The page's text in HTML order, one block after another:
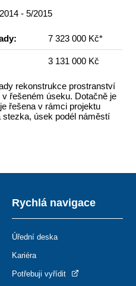
- 5/2015
7 323 000 Kč*
3 131 000 Kč
rekonstrukce prostranství
řešeném úseku. Dotačně je
řešena v rámci projektu
úsek podél náměstí
Rychlá navigace
Úřední deska
Kariéra
Potřebuji vyřídit